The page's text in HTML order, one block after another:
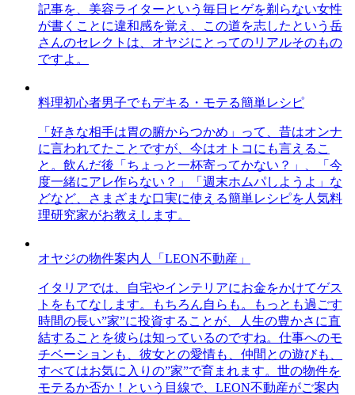
記事を、美容ライターという毎日ヒゲを剃らない女性
が書くことに違和感を覚え、この道を志したという岳
さんのセレクトは、オヤジにとってのリアルそのもの
ですよ。
料理初心者男子でもデキる・モテる簡単レシピ
「好きな相手は胃の腑からつかめ」って、昔はオンナ
に言われてたことですが、今はオトコにも言えるこ
と。飲んだ後「ちょっと一杯寄ってかない？」、「今
度一緒にアレ作らない？」「週末ホムパしようよ」な
どなど、さまざまな口実に使える簡単レシピを人気料
理研究家がお教えします。
オヤジの物件案内人「LEON不動産」
イタリアでは、自宅やインテリアにお金をかけてゲス
トをもてなします。もちろん自らも。もっとも過ごす
時間の長い”家”に投資することが、人生の豊かさに直
結することを彼らは知っているのですね。仕事へのモ
チベーションも、彼女との愛情も、仲間との遊びも、
すべてはお気に入りの”家”で育まれます。世の物件を
モテるか否か！という目線で、LEON不動産がご案内